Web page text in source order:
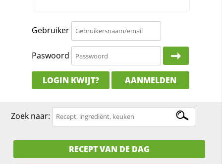
Gebruiker
Paswoord
LOGIN KWIJT? AANMELDEN
Zoek naar:
RECEPT VAN DE DAG